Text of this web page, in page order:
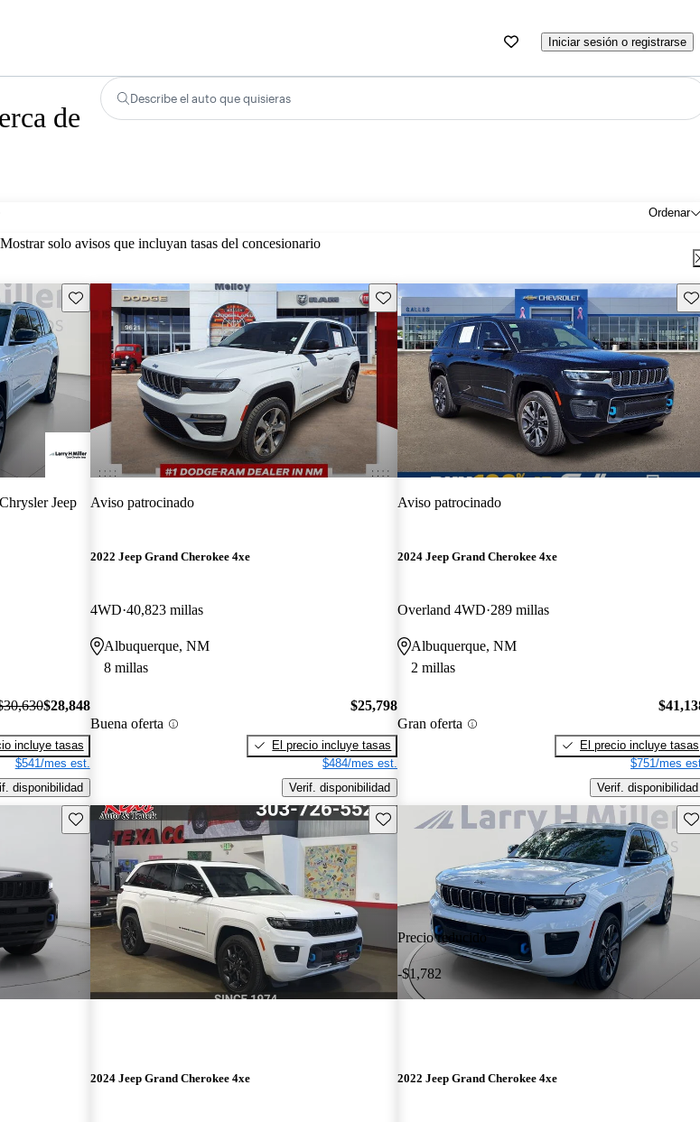
Iniciar sesión o registrarse
de
Describe el auto que quisieras
Ordenar
Mostrar solo avisos que incluyan tasas del concesionario
Guarda este Aviso
Jeep
$28,848
incluye tasas
$541/mes est.
disponibilidad
Guarda este Aviso
Aviso patrocinado
2022 Jeep Grand Cherokee 4xe
4WD 40,823 millas
Albuquerque, NM
8 millas
Buena oferta
$25,798
El precio incluye tasas
$484/mes est.
Verif. disponibilidad
Aviso patrocinado
2024 Jeep Grand Cherokee 4xe
Overland 4WD 289 millas
Albuquerque, NM
2 millas
Gran oferta
El precio incluye tasas
$751/mes
Verif. disponibilidad
Guarda este Aviso Guarda este Aviso
2024 Jeep Grand Cherokee 4xe
Precio reducido
-$1,782
2022 Jeep Grand Cherokee 4xe